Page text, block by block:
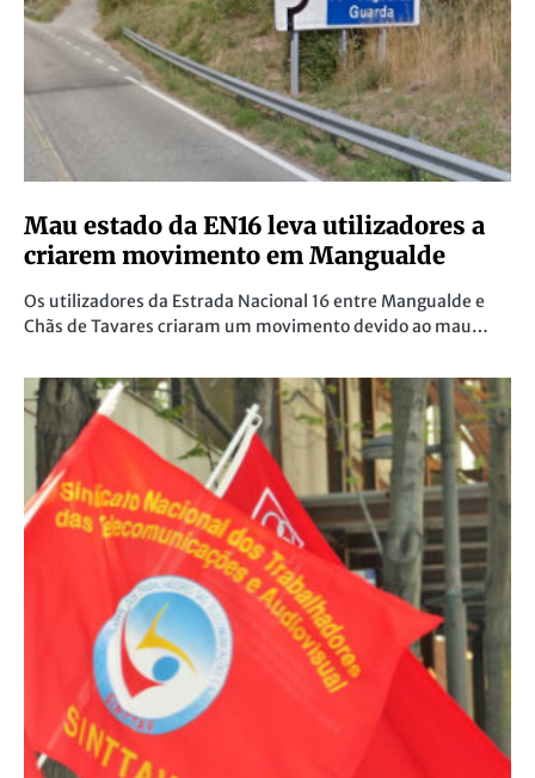
Mau estado da EN16 leva utilizadores a
criarem movimento em Mangualde
Os utilizadores da Estrada Nacional 16 entre Mangualde e
Chãs de Tavares criaram um movimento devido ao mau…